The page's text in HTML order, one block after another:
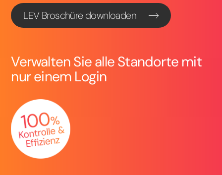
Verwalten Sie alle Standorte mit
nur einem Login
LEV Broschüre downloaden